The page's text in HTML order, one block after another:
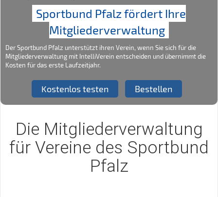
Sportbund Pfalz fördert Ihre
Mitgliederverwaltung
Der Sportbund Pfalz unterstützt ihren Verein, wenn Sie sich für die
Mitgliederverwaltung mit IntelliVerein entscheiden und übernimmt die
Kosten für das erste Laufzeitjahr.
Kostenlos testen Bestellen
Die Mitgliederverwaltung
für Vereine des Sportbund
Pfalz